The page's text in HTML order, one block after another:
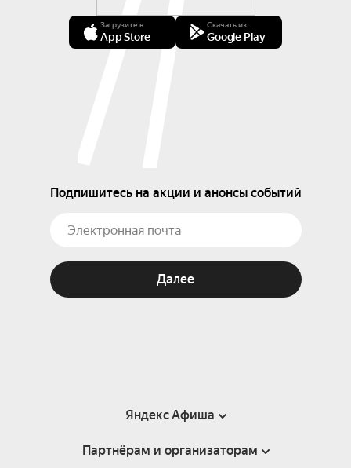
Загрузите в
App Store
Скачать из
Google Play
Подпишитесь на акции и анонсы событий
Далее
Яндекс Афиша
Справка
Партнёрам и организаторам